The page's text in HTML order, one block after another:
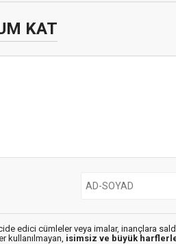
KAT
edici cümleler veya imalar, inançlara
kullanılmayan, isimsiz ve büyük